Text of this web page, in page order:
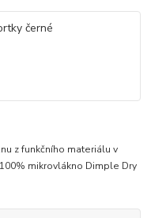
z funkčního materiálu v
mikrovlákno Dimple Dry